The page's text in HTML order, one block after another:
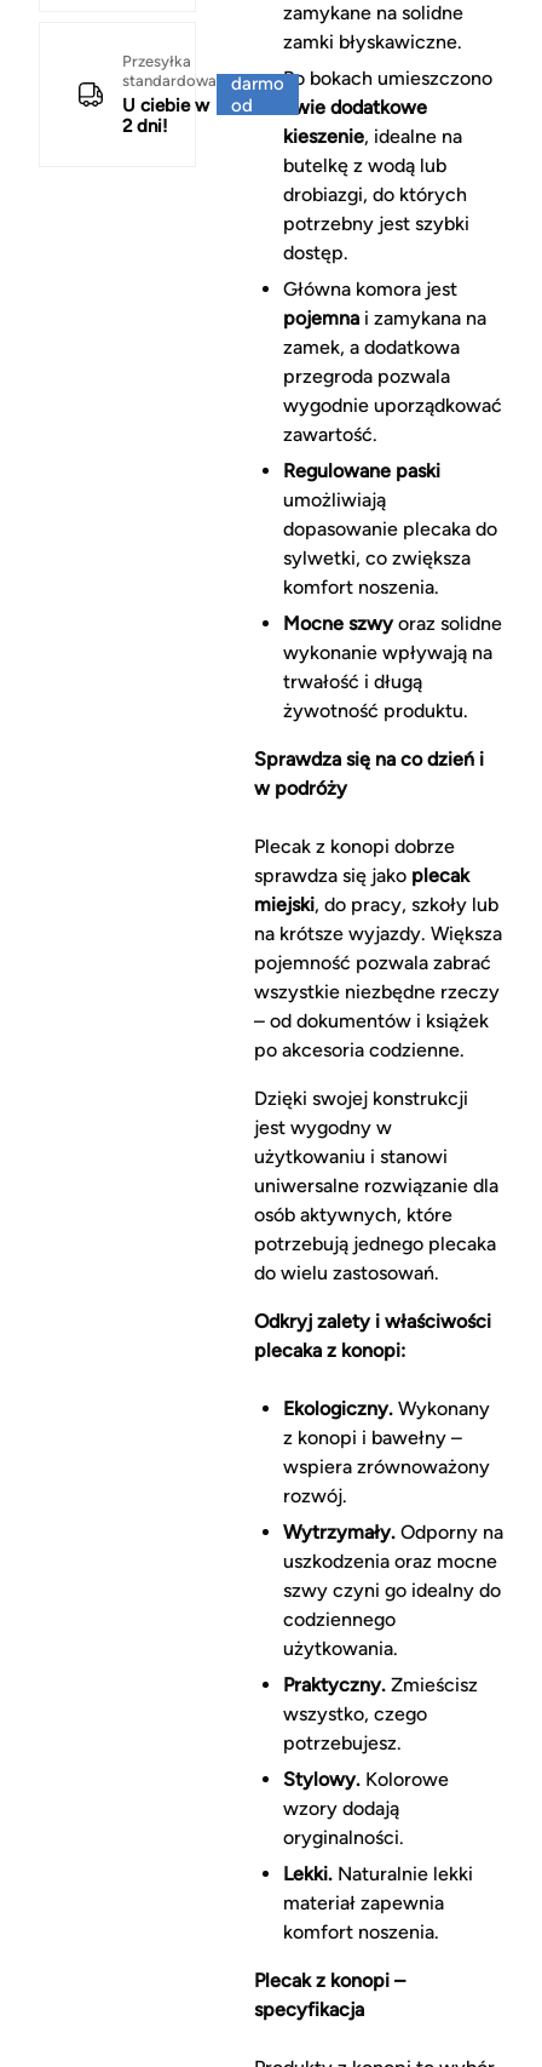
Przesyłka
standardowa
U ciebie w
2 dni!
darmo
od
zamykane na solidne
zamki błyskawiczne.
Po bokach umieszczono
dwie dodatkowe
kieszenie, idealne na
butelkę z wodą lub
drobiazgi, do których
potrzebny jest szybki
dostęp.
Główna komora jest
pojemnai zamykana na
zamek, a dodatkowa
przegroda pozwala
wygodnie uporządkować
zawartość.
Regulowane paski
umożliwiają
dopasowanie plecaka do
sylwetki, co zwiększa
komfort noszenia.
Mocne szwyoraz solidne
wykonanie wpływają na
trwałość i długą
żywotność produktu.
Sprawdza się na co dzień i
w podróży
Plecak z konopi dobrze
sprawdza się jako plecak
miejski, do pracy, szkoły lub
na krótsze wyjazdy. Większa
pojemność pozwala zabrać
wszystkie niezbędne rzeczy
– od dokumentów i książek
po akcesoria codzienne.
Dzięki swojej konstrukcji
jest wygodny w
użytkowaniu i stanowi
uniwersalne rozwiązanie dla
osób aktywnych, które
potrzebują jednego plecaka
do wielu zastosowań.
Odkryj zalety i właściwości
plecaka z konopi:
Ekologiczny.Wykonany
z konopi i bawełny –
wspiera zrównoważony
rozwój.
Wytrzymały.Odporny na
uszkodzenia oraz mocne
szwy czyni go idealny do
codziennego
użytkowania.
Praktyczny.Zmieścisz
wszystko, czego
potrzebujesz.
Stylowy.Kolorowe
wzory dodają
oryginalności.
Lekki.Naturalnie lekki
materiał zapewnia
komfort noszenia.
Plecak z konopi –
specyfikacja